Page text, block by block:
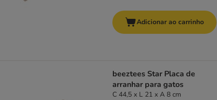
Adicionar ao carrinho
beeztees Star Placa de
arranhar para gatos
C 44,5 x L 21 x A 8 cm